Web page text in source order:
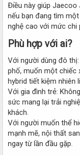
Điều này giúp
nếu bạn đang tìm
nghệ cao với mức chi
Phù hợp với ai?​
Với người dùng đô
phố, muốn một chiếc
hybrid tiết kiệm nhiên
Với gia đình trẻ:
sức mang lại trải
khách.
Với người muốn thể
mạnh mẽ, nội thất
ngay từ lần đầu gặp.